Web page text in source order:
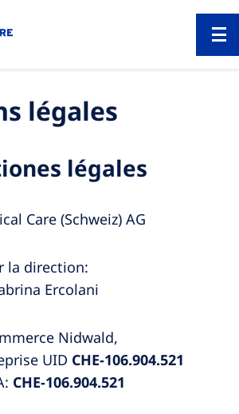
légales
légales
Care (Schweiz) AG
la direction:
Ercolani
Nidwald,
UID CHE-106.904.521
CHE-106.904.521